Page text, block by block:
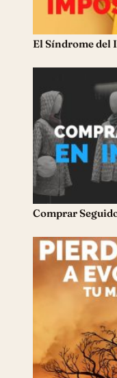
El Síndrome del
Comprar